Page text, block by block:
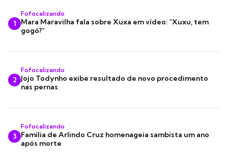
1
Fofocalizando
Mara Maravilha fala sobre Xuxa em vídeo: "Xuxu, tem
gogó?"
2
Fofocalizando
Jojo Todynho exibe resultado de novo procedimento
nas pernas
3
Fofocalizando
Família de Arlindo Cruz homenageia sambista um ano
após morte